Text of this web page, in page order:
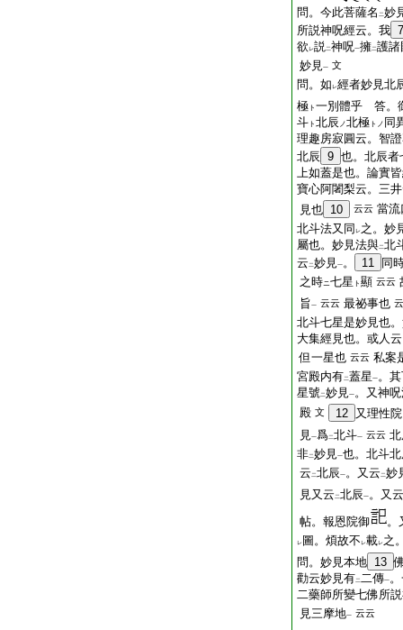
問。今此菩薩名 二妙
所説神呪經云。我 7
欲 レ説二神呪一擁二護諸
妙見一 文
問。如 レ經者妙見北
極 ト 一別體乎 答。
斗 ト 北辰 ノ北極 トノ 同
理趣房寂圓云。智
北辰 9 也。北辰者
上如蓋是也。論實
寶心阿闍梨云。三
見也 10 云云 當流
北斗法又同 レ之。妙
屬也。妙見法與二北
云 二妙見一。 11
同
之時ニ七星 ト 顯 云云
旨一 云云 最祕事也
北斗七星是妙見也
大集經見也。或人
但一星也 云云 私案
宮殿内有二蓋星一。
星號二妙見一。又神
殿 文 12 又理性院
見一爲二北斗一 云云
非二妙見一也。北斗
云 二北辰一。又云 二妙
見又云 二北辰一。又云
帖。報恩院御
。
レ 圖。煩故不 レ載レ之
問。妙見本地 13
勸云妙見有二二傳一
二藥師所變七佛所
見三摩地一 云云